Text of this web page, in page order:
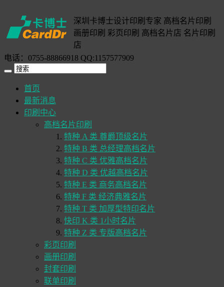
深圳卡博士设计印刷专家 高档名片印刷
画册印刷 彩页印刷 高档名片店 名片印刷
店
电话：0755-88866918 QQ:1157577909
首页
最新消息
印刷中心
高档名片印刷
特种 A 类 尊爵顶级名片
特种 B 类 总经理高档名片
特种 C 类 优雅高档名片
特种 D 类 优越高档名片
特种 E 类 商务高档名片
特种 F 类 经济典雅名片
特种 T 类 加厚型特印名片
快印 K 类 1小时名片
特种 Z 类 专版高档名片
彩页印刷
画册印刷
封套印刷
联单印刷